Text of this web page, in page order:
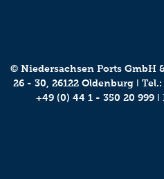
© Niedersachsen Ports GmbH
26 - 30, 26122 Oldenburg ǀ Tel.:
+49 (0) 44 1 - 350 20 999